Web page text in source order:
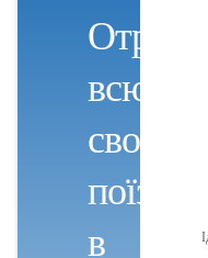
всю
свою
поїздку
в